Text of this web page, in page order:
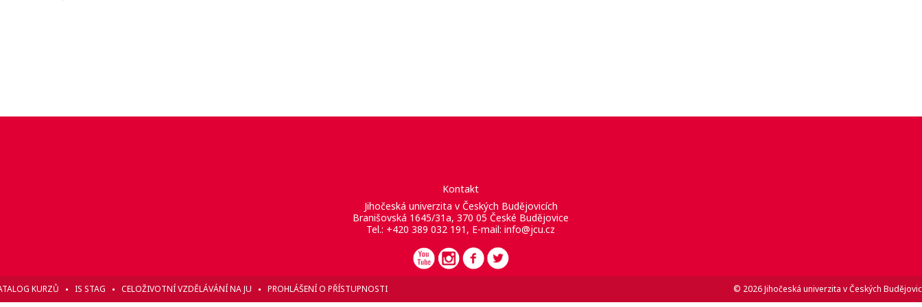
Kontakt
Jihočeská univerzita v Českých Budějovicích
Branišovská 1645/31a, 370 05 České Budějovice
Tel.: +420 389 032 191, E-mail: info@jcu.cz
KURZŮ IS STAG CELOŽIVOTNÍ VZDĚLÁVÁNÍ NA JU PROHLÁŠENÍ O PŘÍSTUPNOSTI © 2026 Jihočeská univerzita v Českých